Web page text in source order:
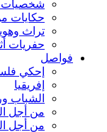
شخصيات
حكايات
تراث
حفريات
فواصل
إحكي
إفريقيا
الشباب
من أجل
من أجل